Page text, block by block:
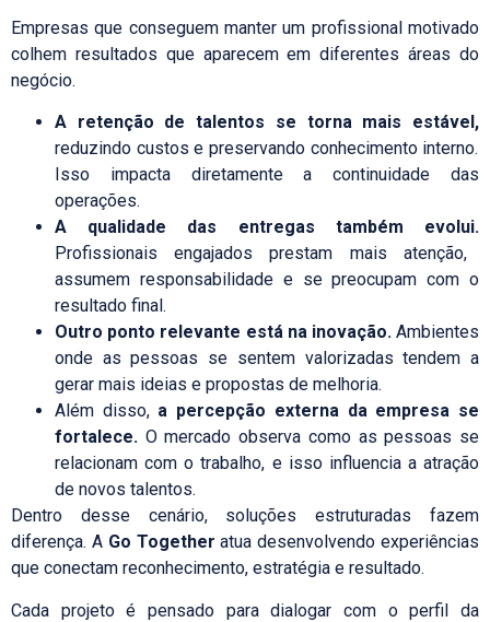
Empresas que conseguem manter um profissional motivado
colhem resultados que aparecem em diferentes áreas do
negócio.
A retenção de talentos se torna mais estável,
reduzindo custos e preservando conhecimento interno.
Isso impacta diretamente a continuidade das
operações.
A qualidade das entregas também evolui.
Profissionais engajados prestam mais atenção,
assumem responsabilidade e se preocupam com o
resultado final.
Outro ponto relevante está na inovação.Ambientes
onde as pessoas se sentem valorizadas tendem a
gerar mais ideias e propostas de melhoria.
Além disso, a percepção externa da empresa se
fortalece. O mercado observa como as pessoas se
relacionam com o trabalho, e isso influencia a atração
de novos talentos.
Dentro desse cenário, soluções estruturadas fazem
diferença. AGo Together atua desenvolvendo experiências
que conectam reconhecimento, estratégia e resultado.
Cada projeto é pensado para dialogar com o perfil da